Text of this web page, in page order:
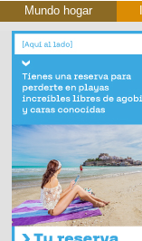
Mundo hogar